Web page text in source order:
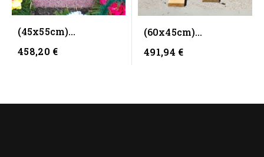
(45x55cm)
458,20 €
(60x45cm)
NH Red
491,94 €